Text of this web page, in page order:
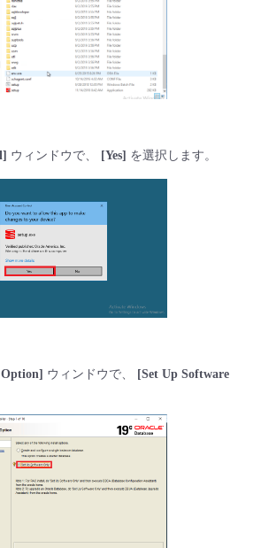
ー
ウィンドウで、 [Yes] を選択します。
ウィンドウで、
[Set Up Software